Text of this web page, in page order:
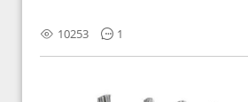
10253 1